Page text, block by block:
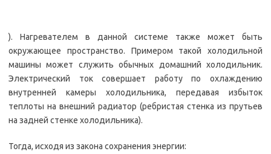
). Нагревателем в данной системе также может быть
окружающее пространство. Примером такой холодильной
машины может служить обычных домашний холодильник.
Электрический ток совершает работу по охлаждению
внутренней камеры холодильника, передавая избыток
теплоты на внешний радиатор (ребристая стенка из прутьев
на задней стенке холодильника).
Тогда, исходя из закона сохранения энергии: